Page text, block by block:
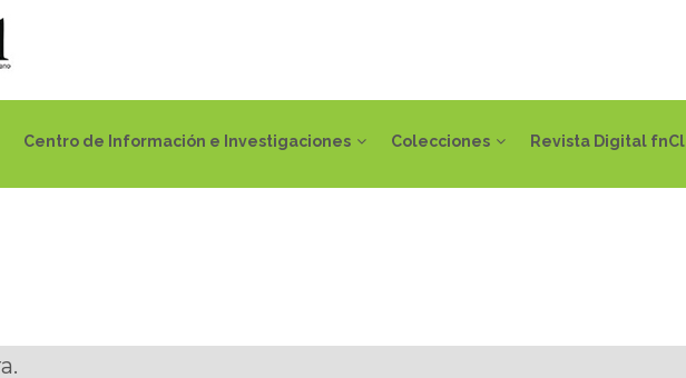
Centro de Información e Investigaciones Colecciones Revista Digital fnCl